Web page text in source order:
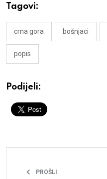
Tagovi:
crna gora bošnjaci
popis
Podijeli:
PROŠLI